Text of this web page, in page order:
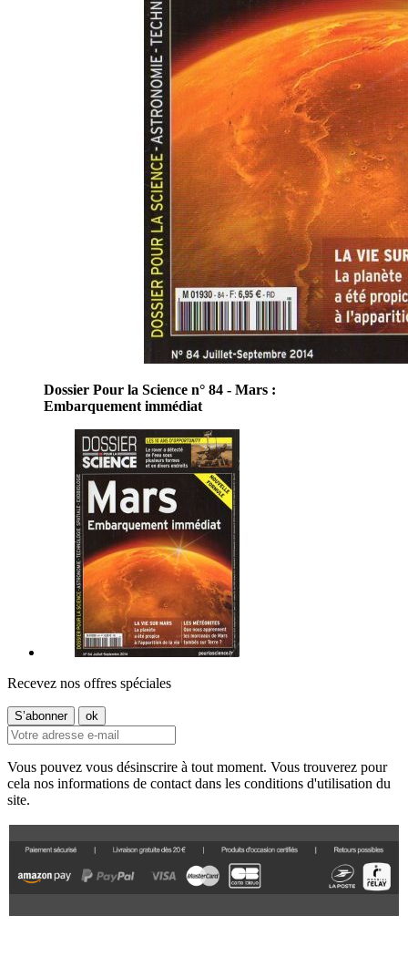
Dossier Pour la Science n° 84 - Mars :
Embarquement immédiat
Recevez nos offres spéciales
Vous pouvez vous désinscrire à tout moment. Vous trouverez pour
cela nos informations de contact dans les conditions d'utilisation du
site.